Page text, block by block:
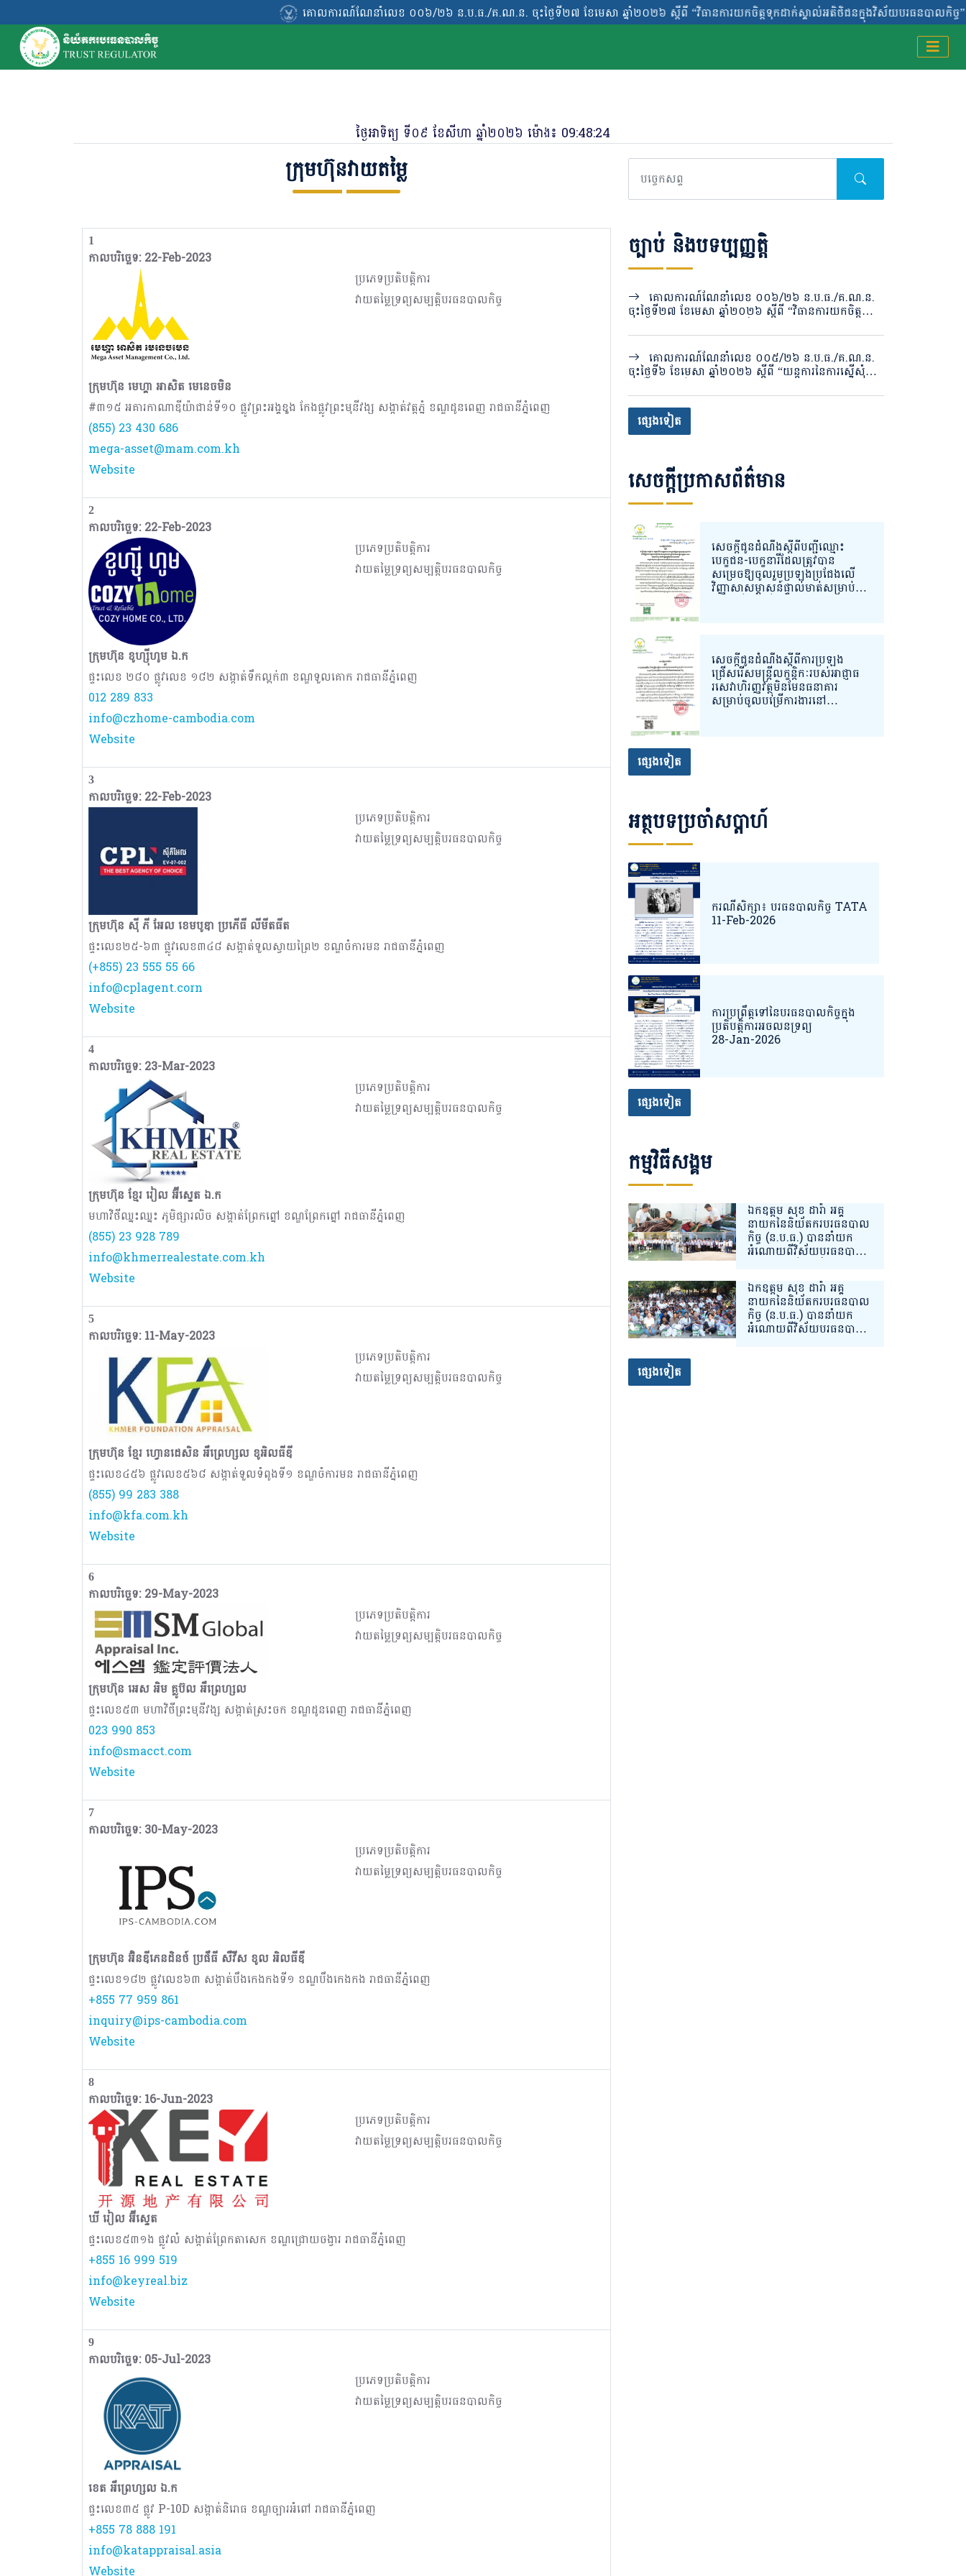
គោលការណ៍ណែនាំលេខ ០០៦/២៦ ន.ប.ធ./គ.ណ.ន. ចុះថ្ងៃទី២៧ ខែមេសា ឆ្នាំ២០២៦ ស្តីពី “វិធានការយកចិត្តទុកដាក់ស្គាល់អតិថិជនក្នុងវិស័យបរធនបាលកិច្ច”
គោលការណ៍ណែនាំលេខ ០០៦/២៦ ន.ប.ធ./គ.ណ.ន. ចុះថ្ងៃទី២៧ ខែមេសា ឆ្នាំ២០២៦ ស្តីពី “វិធានការយកចិត្តទុកដាក់ស្គាល់អតិថិជនក្នុងវិស័យបរធនបាលកិច្ច”
ថ្ងៃ​អាទិត្យ ​ទី​០៩ ​ខែសីហា ឆ្នាំ២០២៦ ម៉ោង៖ 09:48:25
ក្រុមហ៊ុនវាយតម្លៃ
1
កាលបរិច្ឆេទ: 22-Feb-2023
ប្រភេទប្រតិបត្តិការ
វាយតម្លៃទ្រព្យសម្បត្តិបរធនបាលកិច្ច
ក្រុមហ៊ុន មេហ្គា អាសិត មេនេចមិន
#៣១៥ អគារកាណាឌីយ៉ាជាន់ទី១០ ផ្លូវព្រះអង្គឌួង កែងផ្លូវព្រះមុនីវង្ស សង្កាត់វត្តភ្នំ ខណ្ឌដូនពេញ រាជធានីភ្នំពេញ
(855) 23 430 686
mega-asset@mam.com.kh
Website
2
កាលបរិច្ឆេទ: 22-Feb-2023
ប្រភេទប្រតិបត្តិការ
វាយតម្លៃទ្រព្យសម្បត្តិបរធនបាលកិច្ច
ក្រុមហ៊ុន ខូហ្ស៊ីហូម ឯ.ក
ផ្ទះលេខ ២៨០ ផ្លូវលេខ ១៨២ សង្កាត់ទឹកល្អក់៣ ខណ្ឌទួលគោក រាជធានីភ្នំពេញ
012 289 833
info@czhome-cambodia.com
Website
3
កាលបរិច្ឆេទ: 22-Feb-2023
ប្រភេទប្រតិបត្តិការ
វាយតម្លៃទ្រព្យសម្បត្តិបរធនបាលកិច្ច
ក្រុមហ៊ុន ស៊ី ភី អែល ខេមបូឌា ប្រភើធី លីមីតធីត
ផ្ទះលេខ២៥-៦៣ ផ្លូវលេខ៣៤៨ សង្កាត់ទួលស្វាយព្រៃ២ ខណ្ឌចំការមន រាជធានីភ្នំពេញ
(+855) 23 555 55 66
info@cplagent.corn
Website
4
កាលបរិច្ឆេទ: 23-Mar-2023
ប្រភេទប្រតិបត្តិការ
វាយតម្លៃទ្រព្យសម្បត្តិបរធនបាលកិច្ច
ក្រុមហ៊ុន ខ្មែរ រៀល អ៊ីស្ទេត ឯ.ក
មហាវិថីឈ្នះឈ្នះ ភូមិផ្សារលិច សង្កាត់ព្រែកព្នៅ ខណ្ឌព្រែកព្នៅ រាជធានីភ្នំពេញ
(855) 23 928 789
info@khmerrealestate.com.kh
Website
5
កាលបរិច្ឆេទ: 11-May-2023
ប្រភេទប្រតិបត្តិការ
វាយតម្លៃទ្រព្យសម្បត្តិបរធនបាលកិច្ច
ក្រុមហ៊ុន ខ្មែរ ហ្វោនដេសិន អឹព្រេហ្សល ខូអិលធីឌី
ផ្ទះលេខ៤៥៦ ផ្លូវលេខ៥៦៨ សង្កាត់ទួលទំពូងទី១ ខណ្ឌចំការមន រាជធានីភ្នំពេញ
(855) 99 283 388
info@kfa.com.kh
Website
6
កាលបរិច្ឆេទ: 29-May-2023
ប្រភេទប្រតិបត្តិការ
វាយតម្លៃទ្រព្យសម្បត្តិបរធនបាលកិច្ច
ក្រុមហ៊ុន អេស អិម គ្លូប៊ល អឹព្រេហ្សល
ផ្ទះលេខ៥៣ មហាវិថីព្រះមុនីវង្ស សង្កាត់ស្រះចក ខណ្ឌដូនពេញ រាជធានីភ្នំពេញ
023 990 853
info@smacct.com
Website
7
កាលបរិច្ឆេទ: 30-May-2023
ប្រភេទប្រតិបត្តិការ
វាយតម្លៃទ្រព្យសម្បត្តិបរធនបាលកិច្ច
ក្រុមហ៊ុន អ៊ិនឌីភេនដិនថ៍ ប្រផឹធី សឺវីស ខូល អិលធីឌី
​​ផ្ទះលេខ១៨២ ផ្លូវលេខ៦៣ សង្កាត់បឹងកេងកងទី១ ខណ្ឌបឹងកេងកង រាជធានីភ្នំពេញ
+855 77 959 861
inquiry@ips-cambodia.com
Website
8
កាលបរិច្ឆេទ: 16-Jun-2023
ប្រភេទប្រតិបត្តិការ
វាយតម្លៃទ្រព្យសម្បត្តិបរធនបាលកិច្ច
ឃី រៀល អ៊ីស្ទេត
ផ្ទះលេខ៥៣១ង ផ្លូវលំ សង្កាត់ព្រែកតាសេក ខណ្ឌជ្រោយចង្វារ រាជធានីភ្នំពេញ
+855 16 999 519
info@keyreal.biz
Website
9
កាលបរិច្ឆេទ: 05-Jul-2023
ប្រភេទប្រតិបត្តិការ
វាយតម្លៃទ្រព្យសម្បត្តិបរធនបាលកិច្ច
ខេត អឹព្រេហ្សល ឯ.ក
ផ្ទះលេខ៣៥ ផ្លូវ P-10D សង្កាត់និរោធ ខណ្ឌច្បារអំពៅ រាជធានីភ្នំពេញ
+855 78 888 191
info@katappraisal.asia
Website
ច្បាប់ និងបទប្បញ្ញត្តិ
ចុះថ្ងៃទី២៧ ខែមេសា ឆ្នាំ២០២៦ ស្តីពី “វិធានការយកចិត្ត
ទុកដាក់ស្គាល់អតិថិជនក្នុងវិស័យបរធនបាលកិច្ច”
ចុះថ្ងៃទី៦ ខែមេសា ឆ្នាំ២០២៦ ស្តីពី “យន្តការនៃការស្នើសុំ
បង្កើត ចុះបញ្ជី បន្តសុពលភាពវិញ្ញាបនបត្រ ផ្លាស់ប្តូរ និង
បញ្ចប់បរធនបាលកិច្ចសេវារក្សាសុវត្ថិភាព ឬសេវារក្សាទុក តាម
ប្រព័ន្ធចុះបញ្ជីបរធនបាលកិច្ចរបស់និយ័តករបរធនបាលកិច្ច”
ផ្សេងទៀត
សេចក្តីប្រកាសព័ត៌មាន
សេចក្ដីជូនដំណឹងស្ដីពីបញ្ជីឈ្មោះ
បេក្ខជន-បេក្ខនារីដែលត្រូវបាន
សម្រេចឱ្យចូលរួមប្រឡងប្រជែងលើ
វិញ្ញាសាសម្ភាសន៍ផ្ទាល់មាត់សម្រាប់ការ
ជ្រើសរើសមន្ត្រីលក្ខន្តិកៈរបស់អាជ្ញាធ
សេចក្ដីជូនដំណឹងស្ដីពីការប្រឡង
ជ្រើសរើសមន្ត្រីលក្ខន្តិកៈរបស់អាជ្ញាធ
រសេវាហិរញ្ញវត្ថុមិនមែនធនាគារ
សម្រាប់ចូលបម្រើការងារនៅ
និយ័តករបរធនបាលកិច្ច (ន.ប.ធ.)
ផ្សេងទៀត
អត្ថបទប្រចាំសប្តាហ៍
ករណីសិក្សា៖ បរធនបាលកិច្ច TATA
11-Feb-2026
ការប្រព្រឹត្តទៅនៃបរធនបាលកិច្ចក្នុង
ប្រតិបតិ្តការអចលនទ្រព្យ
28-Jan-2026
ផ្សេងទៀត
កម្មវិធីសង្គម
ឯកឧត្តម សុខ ដារ៉ា អគ្គ
នាយកនៃនិយ័តករបរធនបាល
កិច្ច (ន.ប.ធ.) បាននាំយក
អំណោយពីវិស័យបរធនបាល
កិច្ចជូនដល់វីរកងទ័ពជួរមុខ
ដែលបានរងរបួស និងកំពុង
សម្រាកព្យាបាលនៅមណ្ឌល
សុខភាព ចំនួន ២ ទីតាំង
គោលដៅ សិ្ថតនៅក្នុងភូមិ
សាស្រ្តខេត្តព្រះវិហារ។
ឯកឧត្តម សុខ ដារ៉ា អគ្គ
នាយកនៃនិយ័តករបរធនបាល
កិច្ច (ន.ប.ធ.) បាននាំយក
អំណោយពីវិស័យបរធនបាល
ផ្សេងទៀត